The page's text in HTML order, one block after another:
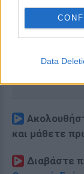
Data
και μάθετε
Διαβάστε